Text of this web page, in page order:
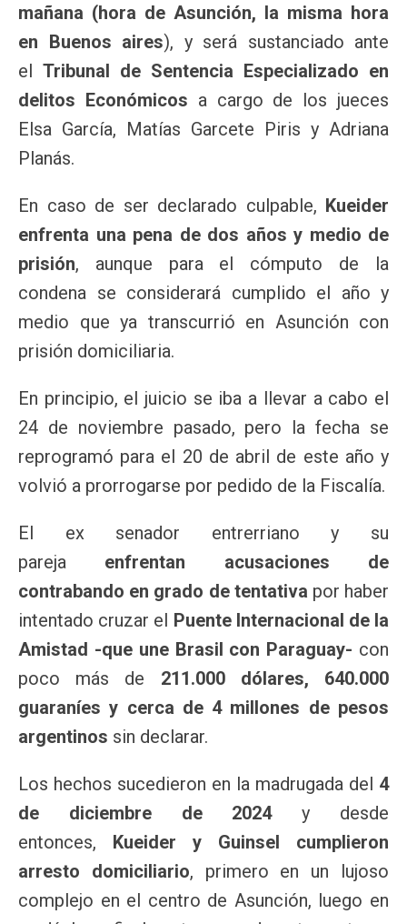
mañana (hora de Asunción, la misma hora
en Buenos aires), y será sustanciado ante
el Tribunal de Sentencia Especializado en
delitos Económicos a cargo de los jueces
Elsa García, Matías Garcete Piris y Adriana
Planás.
En caso de ser declarado culpable, Kueider
enfrenta una pena de dos años y medio de
prisión, aunque para el cómputo de la
condena se considerará cumplido el año y
medio que ya transcurrió en Asunción con
prisión domiciliaria.
En principio, el juicio se iba a llevar a cabo el
24 de noviembre pasado, pero la fecha se
reprogramó para el 20 de abril de este año y
volvió a prorrogarse por pedido de la Fiscalía.
El ex senador entrerriano y su
pareja enfrentan acusaciones de
contrabando en grado de tentativa por haber
intentado cruzar el Puente Internacional de la
Amistad -que une Brasil con Paraguay- con
poco más de
211.000 dólares, 640.000
guaraníes y cerca de 4 millones de pesos
argentinos sin declarar.
Los hechos sucedieron en la madrugada del 4
de diciembre de 2024
y desde
entonces, Kueider y Guinsel cumplieron
arresto domiciliario, primero en un lujoso
complejo en el centro de Asunción, luego en